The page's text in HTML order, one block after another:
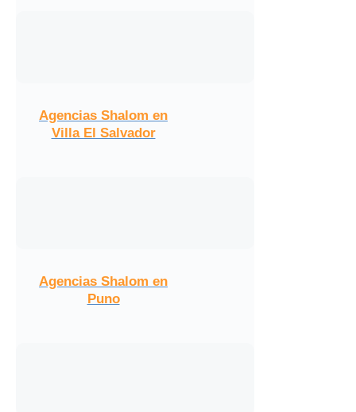
Agencias Shalom en
Villa El Salvador
Agencias Shalom en
Puno